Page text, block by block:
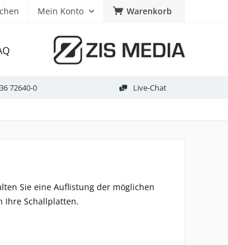
Warenkorb
Mein Konto
72640-0 Live-Chat
Sie eine Auflistung der möglichen
Ihre Schallplatten.